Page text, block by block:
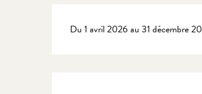
Du 1 avril 2026 au 31 décembre